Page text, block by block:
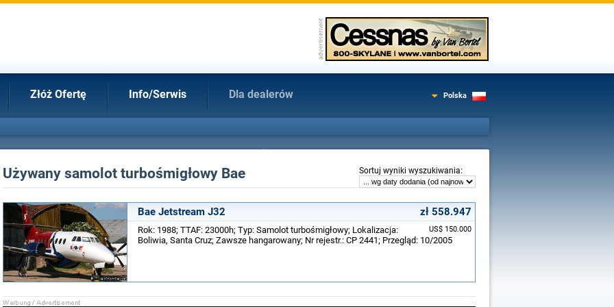
Złóż Ofertę Info/Serwis Dla dealerów Polska
Sortuj wyniki wyszukiwania:
Używany samolot turbośmigłowy Bae
Bae Jetstream J32 zł 558.947
US$ 150.000
Rok: 1988; TTAF: 23000h; Typ: Samolot turbośmigłowy; Lokalizacja:
Boliwia, Santa Cruz; Zawsze hangarowany; Nr rejestr.: CP 2441; Przegląd: 10/2005